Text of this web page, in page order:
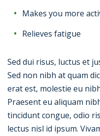
Makes you more
Relieves fatigue
Sed dui risus, luctus et
Sed non nibh at quam
erat est, molestie eu
Praesent eu aliquam
tincidunt congue, odio
lectus nisl id ipsum.